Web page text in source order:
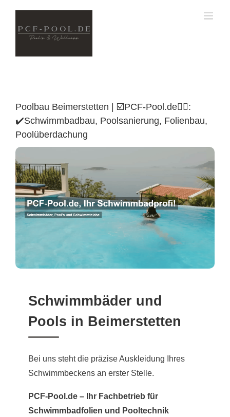
content
Poolbau Beimerstetten | ☑️PCF-Pool.de🏊🏼:
✔️Schwimmbadbau, Poolsanierung, Folienbau,
Poolüberdachung
Schwimmbäder und
Pools in Beimerstetten
Bei uns steht die präzise Auskleidung Ihres
Schwimmbeckens an erster Stelle.
PCF-Pool.de – Ihr Fachbetrieb für
Schwimmbadfolien und Pooltechnik